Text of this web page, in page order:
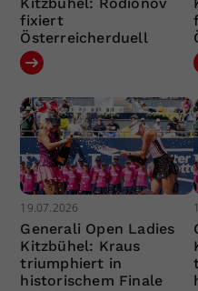
fixiert
Österreicherduell
19.07.2026
Generali Open Ladies
Kitzbühel: Kraus
triumphiert in
historischem Finale